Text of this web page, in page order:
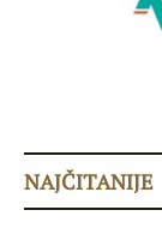
NAJČITANIJE